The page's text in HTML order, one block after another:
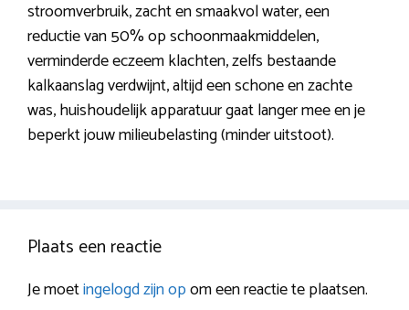
stroomverbruik, zacht en smaakvol water, een
reductie van 50% op schoonmaakmiddelen,
verminderde eczeem klachten, zelfs bestaande
kalkaanslag verdwijnt, altijd een schone en zachte
was, huishoudelijk apparatuur gaat langer mee en je
beperkt jouw milieubelasting (minder uitstoot).
Plaats een reactie
Je moetingelogd zijn opom een reactie te plaatsen.